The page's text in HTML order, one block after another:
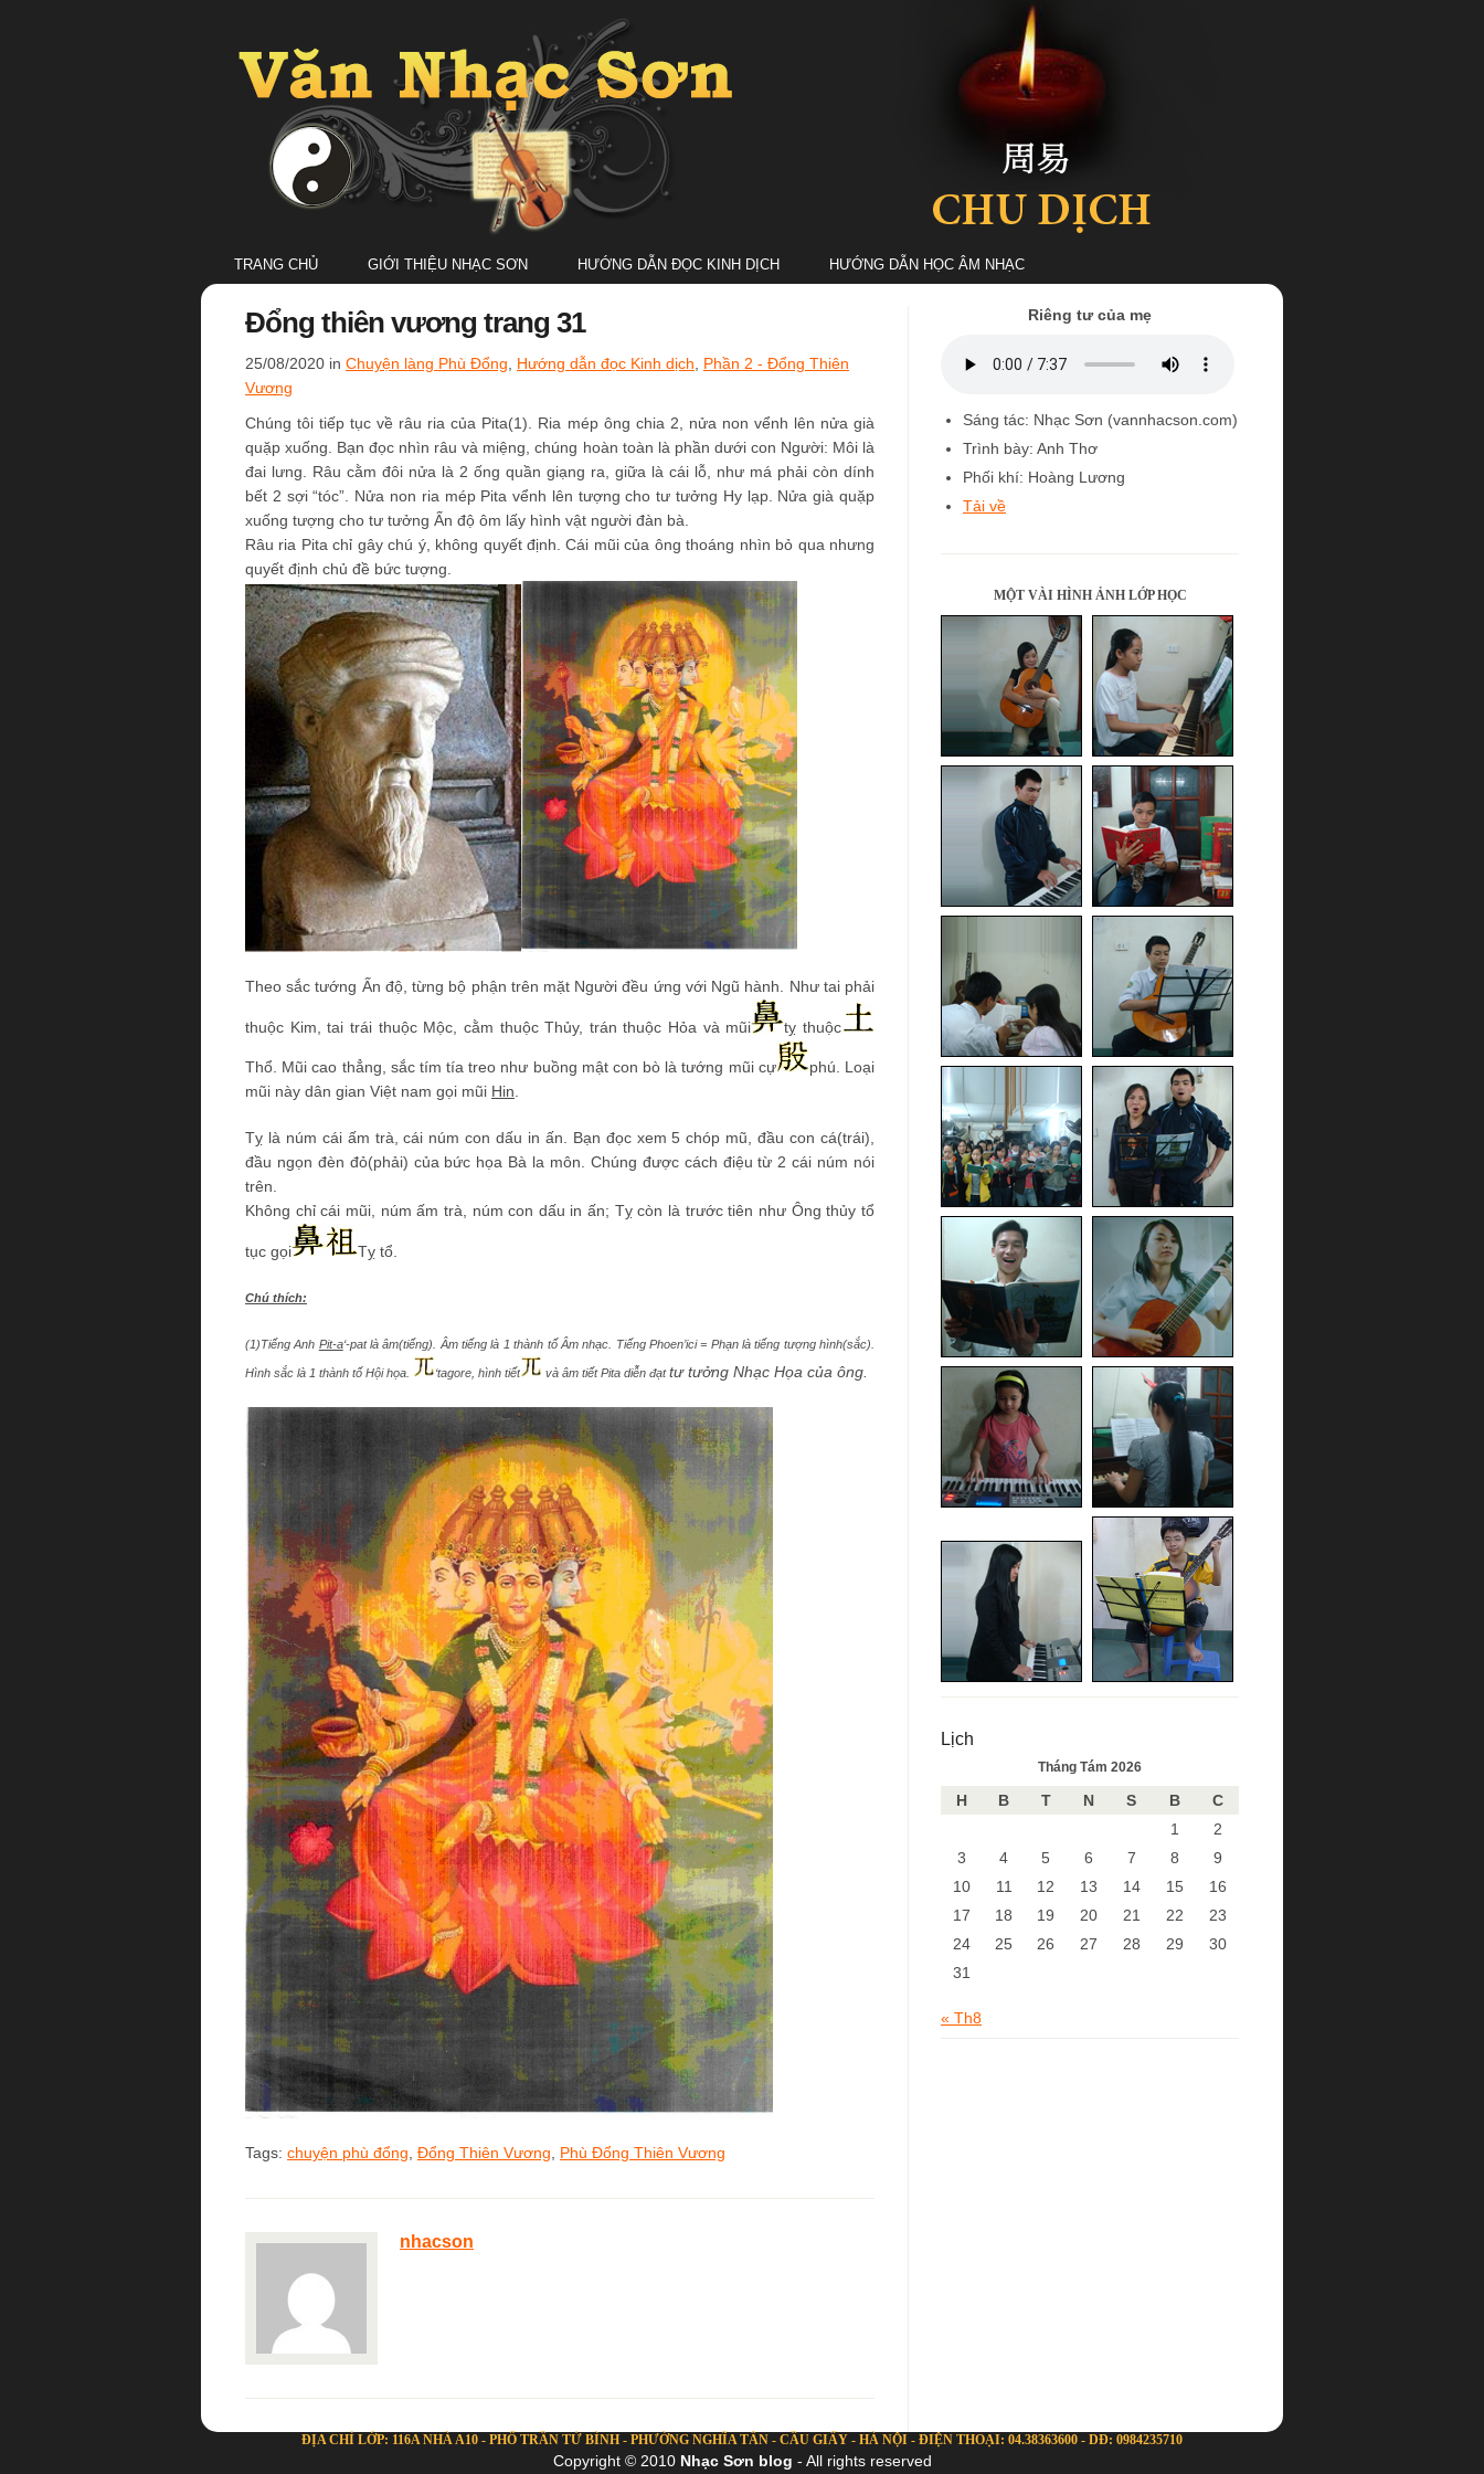
TRANG CHỦ GIỚI THIỆU NHẠC SƠN HƯỚNG DẪN ĐỌC KINH DỊCH HƯỚNG DẪN HỌC ÂM NHẠC
Đổng thiên vương trang 31
25/08/2020 in Chuyện làng Phù Đổng Hướng dẫn đọc Kinh dịch
Phần 2 - Đổng Thiên
Vương
Chúng tôi tiếp tục về râu ria của Pita(1). Ria mép ông chia 2, nửa non vểnh lên nửa già
quặp xuống. Bạn đọc nhìn râu và miệng, chúng hoàn toàn là phần dưới con Người: Môi là
đai lưng. Râu cằm đôi nửa là 2 ống quần giạng ra, giữa là cái lỗ, như má phải còn dính
bết 2 sợi “tóc”. Nửa non ria mép Pita vểnh lên tượng cho tư tưởng Hy lạp. Nửa già quặp
xuống tượng cho tư tưởng Ấn độ ôm lấy hình vật người đàn bà.
Râu ria Pita chỉ gây chú ý, không quyết định. Cái mũi của ông thoáng nhìn bỏ qua nhưng
quyết định chủ đề bức tượng.
Theo sắc tướng Ấn độ, từng bộ phận trên mặt Người đều ứng với Ngũ hành. Như tai phải
thuộc Kim, tai trái thuộc Mộc, cằm thuộc Thủy, trán thuộc Hỏa và mũi tỵ thuộc
Thổ. Mũi cao thẳng, sắc tím tía treo như buồng mật con bò là tướng mũi cự
phú. Loại
mũi này dân gian Việt nam gọi mũi Hin
Tỵ là núm cái ấm trà, cái núm con dấu in ấn. Bạn đọc xem 5 chóp mũ, đầu con cá(trái),
đầu ngọn đèn đỏ(phải) của bức họa Bà la môn. Chúng được cách điệu từ 2 cái núm nói
trên.
Không chỉ cái mũi, núm ấm trà, núm con dấu in ấn; Tỵ còn là trước tiên như Ông thủy tổ
tục gọi Tỵ tổ.
Chú thích:
(1)Tiếng Anh Pit-a‘-patlà âm(tiếng). Âm tiếng là 1 thành tố Âm nhạc. Tiếng Phoen’ici = Phạn là tiếng tượng hình(sắc).
Hình sắc là 1 thành tố Hội họa. ‘tagore , hình tiết và âm tiết Pita diễn đạttư tưởng Nhạc Họa của ông.
Tags: chuyện phù đổng Đổng Thiên Vương Phù Đổng Thiên Vương
nhacson
Riêng tư của mẹ
Sáng tác: Nhạc Sơn (vannhacson.com)
Trình bày: Anh Thơ
Phối khí: Hoàng Lương
Tải về
MỘT VÀI HÌNH ẢNH LỚP HỌC
Lịch
Tháng Tám 2026
H B T N S B
C
1
2
3
4 5 6 7 8
9
10
11 12 13 14 15
16
17
18 19 20 21 22
23
24
25 26 27 28 29
30
31
« Th8
ĐỊA CHỈ LỚP: 116A NHÀ A10 - PHỐ TRẦN TỬ BÌNH - PHƯỜNG NGHĨA TÂN - CẦU GIẤY - HÀ NỘI - ĐIỆN THOẠI: 04.38363600 - DĐ: 0984235710
Copyright © 2010 Nhạc Sơn blog - All rights reserved